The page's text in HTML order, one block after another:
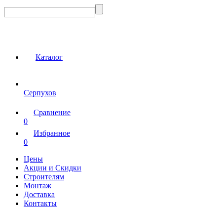
Каталог
Серпухов
Сравнение
0
Избранное
0
Цены
Акции и Скидки
Строителям
Монтаж
Доставка
Контакты